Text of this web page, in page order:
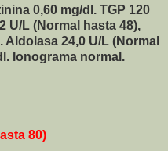
0,60 mg/dl. TGP 120
U/L (Normal hasta 48),
24,0 U/L (Normal
Ionograma normal.
80)